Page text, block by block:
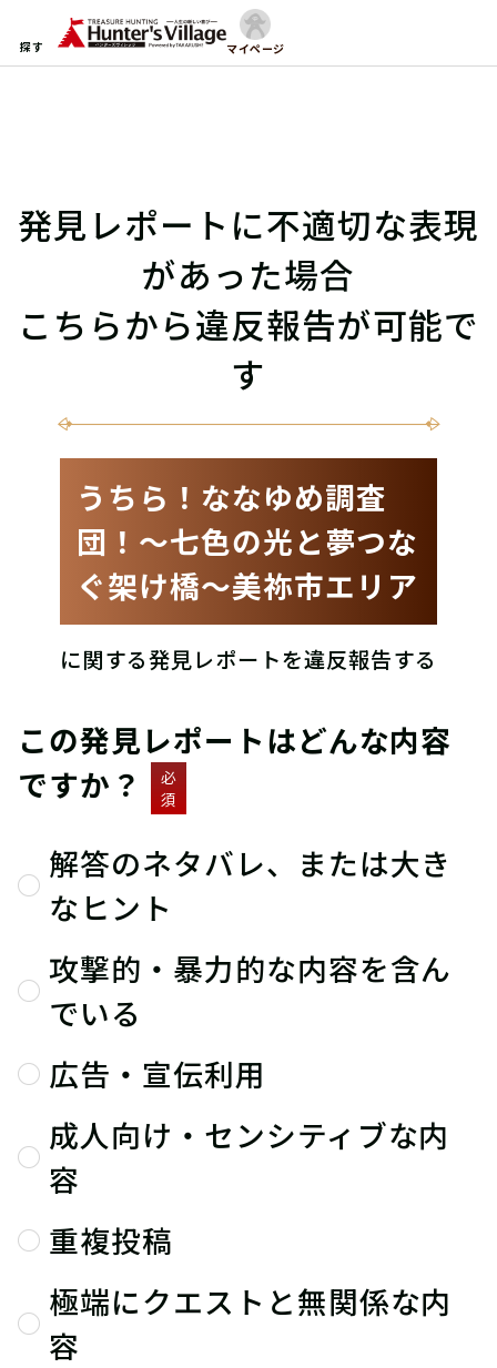
探す マイページ
発見レポートに不適切な表現
があった場合
こちらから違反報告が可能で
す
うちら！ななゆめ調査
団！〜七色の光と夢つな
ぐ架け橋〜美祢市エリア
に関する発見レポートを違反報告する
この発見レポートはどんな内容
ですか？
必
須
解答のネタバレ、または大き
なヒント
攻撃的・暴力的な内容を含ん
でいる
広告・宣伝利用
成人向け・センシティブな内
容
重複投稿
極端にクエストと無関係な内
容